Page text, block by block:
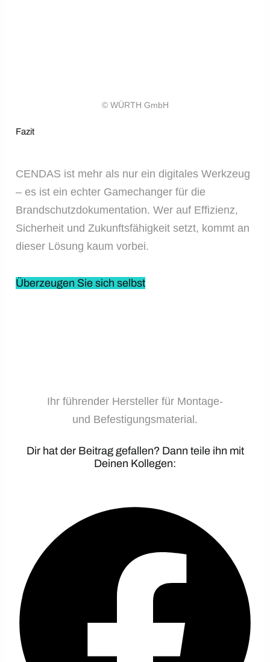
© WÜRTH GmbH
Fazit
CENDAS ist mehr als nur ein digitales Werkzeug
– es ist ein echter Gamechanger für die
Brandschutzdokumentation. Wer auf Effizienz,
Sicherheit und Zukunftsfähigkeit setzt, kommt an
dieser Lösung kaum vorbei.
Überzeugen Sie sich selbst
Ihr führender Hersteller für Montage-
und Befestigungsmaterial.
Dir hat der Beitrag gefallen? Dann teile ihn mit
Deinen Kollegen: